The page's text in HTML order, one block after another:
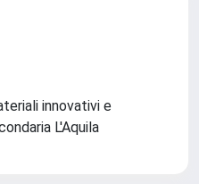
innovativi e
L'Aquila